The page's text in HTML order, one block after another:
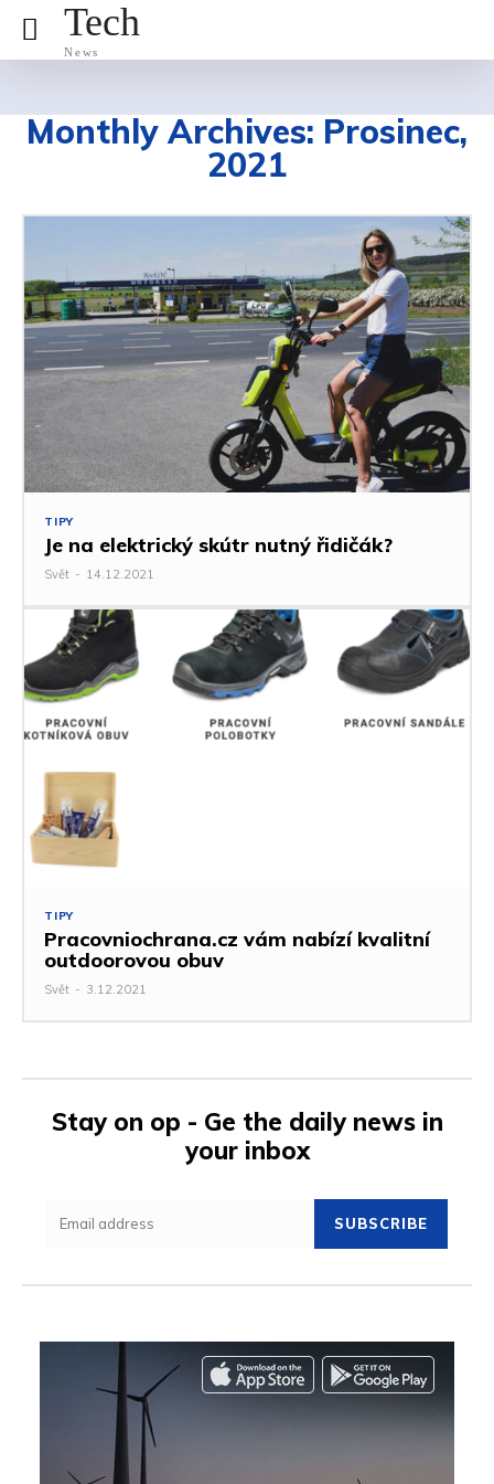
Tech
News
Monthly Archives: Prosinec,
2021
TIPY
Je na elektrický skútr nutný řidičák?
Svět - 14.12.2021
TIPY
Pracovniochrana.cz vám nabízí kvalitní
outdoorovou obuv
Svět - 3.12.2021
Stay on op - Ge the daily news in
your inbox
SUBSCRIBE